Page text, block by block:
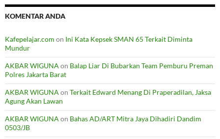
KOMENTAR ANDA
Kafepelajar.com on Ini Kata Kepsek SMAN 65 Terkait Diminta
Mundur
AKBAR WIGUNA on Balap Liar Di Bubarkan Team Pemburu Preman
Polres Jakarta Barat
AKBAR WIGUNA on Terkait Edward Menang Di Praperadilan, Jaksa
Agung Akan Lawan
AKBAR WIGUNA on Bahas AD/ART Mitra Jaya Dihadiri Dandim
0503/JB